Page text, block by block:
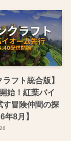
ラフト統合版】
始！紅葉バイ
す冒険仲間の探
年8月】